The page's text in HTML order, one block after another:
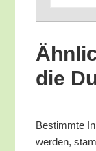
die
Bestimm­te
wer­den,